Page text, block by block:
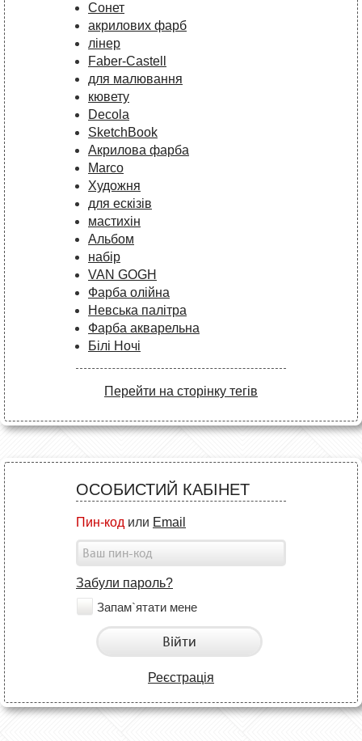
Сонет
акрилових фарб
лінер
Faber-Castell
для малювання
кювету
Decola
SketchBook
Акрилова фарба
Marco
Художня
для ескізів
мастихін
Альбом
набір
VAN GOGH
Фарба олійна
Невська палітра
Фарба акварельна
Білі Ночі
Перейти на сторінку тегів
ОСОБИСТИЙ КАБІНЕТ
Пин-код или Email
Забули пароль?
Запам`ятати мене
Війти
Реєстрація